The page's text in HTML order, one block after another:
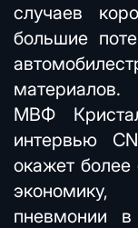
случаев
большие
МВФ
интервью
окажет
пневмонии